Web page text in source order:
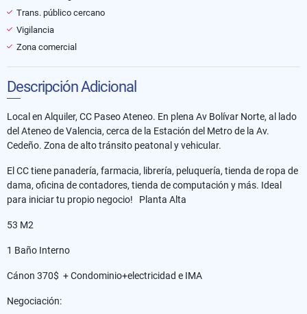
Trans. público cercano
Vigilancia
Zona comercial
Descripción Adicional
Local en Alquiler, CC Paseo Ateneo. En plena Av Bolívar Norte, al lado
del Ateneo de Valencia, cerca de la Estación del Metro de la Av.
Cedeño. Zona de alto tránsito peatonal y vehicular.
El CC tiene panadería, farmacia, librería, peluquería, tienda de ropa de
dama, oficina de contadores, tienda de computación y más. Ideal
para iniciar tu propio negocio! Planta Alta
53 M2
1 Baño Interno
Cánon 370$ + Condominio+electricidad e IMA
Negociación: